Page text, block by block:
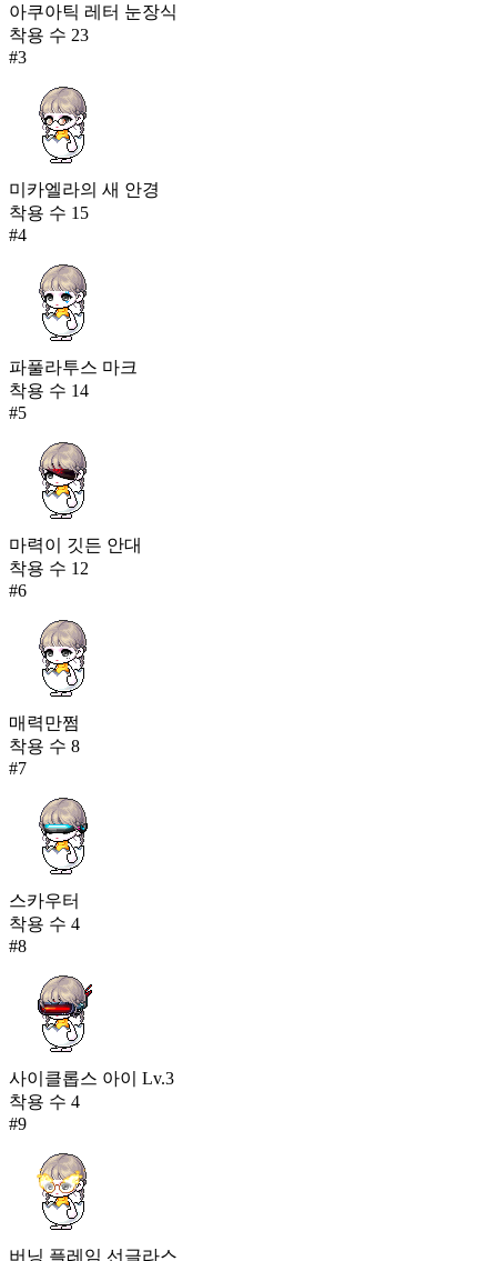
아쿠아틱 레터 눈장식
착용 수 23
#3
미카엘라의 새 안경
착용 수 15
#4
파풀라투스 마크
착용 수 14
#5
마력이 깃든 안대
착용 수 12
#6
매력만쩜
착용 수 8
#7
스카우터
착용 수 4
#8
사이클롭스 아이 Lv.3
착용 수 4
#9
버닝 플레임 선글라스